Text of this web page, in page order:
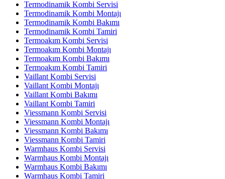
Termodinamik Kombi Servisi
Termodinamik Kombi Montajı
Termodinamik Kombi Bakımı
Termodinamik Kombi Tamiri
Termoakım Kombi Servisi
Termoakım Kombi Montajı
Termoakım Kombi Bakımı
Termoakım Kombi Tamiri
Vaillant Kombi Servisi
Vaillant Kombi Montajı
Vaillant Kombi Bakımı
Vaillant Kombi Tamiri
Viessmann Kombi Servisi
Viessmann Kombi Montajı
Viessmann Kombi Bakımı
Viessmann Kombi Tamiri
Warmhaus Kombi Servisi
Warmhaus Kombi Montajı
Warmhaus Kombi Bakımı
Warmhaus Kombi Tamiri